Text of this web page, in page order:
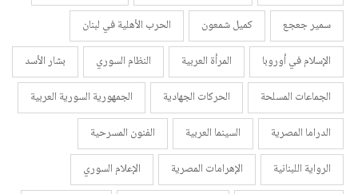
سمير جعجع
كميل شمعون
الحرب الأهلية في لبنان
الإسلام في أوروبا
المرأة العربية النظام السوري
بشار الأسد
الجماعات المسلحة
الحركات الجهادية
الجمهورية السورية العربية
الدراما المصرية
السينما العربية
الفنون المسرحية
الرواية اللبنانية
الإهرامات المصرية
الإعلام السوري